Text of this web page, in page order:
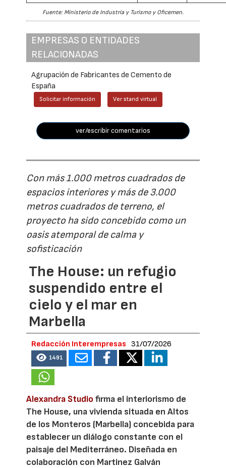
Fuente: Ministerio de Industria y Turismo y Oficemen.
EMPRESAS O ENTIDADES
RELACIONADAS
Agrupación de Fabricantes de Cemento de
España
Solicitar información Ver stand virtual
ver/escribir comentarios
Con más 1.000 metros cuadrados de
espacios interiores y más de 3.000
metros cuadrados de terreno, el
proyecto ha sido concebido como un
oasis atemporal de calma y
sofisticación
The House: un refugio
suspendido entre el
cielo y el mar en
Marbella
Redacción Interempresas 31/07/2026
1491
Alexandra Studio firma el interiorismo de
The House, una vivienda situada en Altos
de los Monteros (Marbella) concebida para
establecer un diálogo constante con el
paisaje del Mediterráneo. Diseñada en
colaboración con Martinez Galván